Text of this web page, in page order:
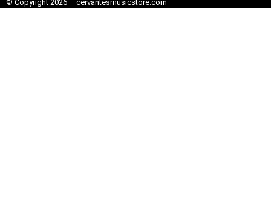
© Copyright 2026 – cervantesmusicstore.com